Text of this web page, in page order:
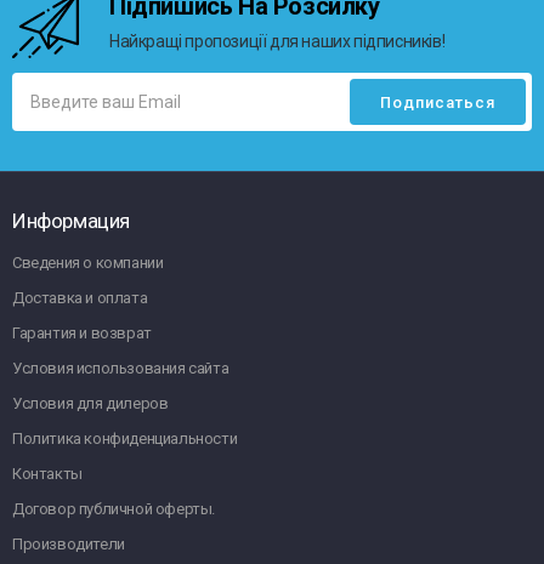
Підпишись На Розсилку
Найкращі пропозиції для наших підписників!
Информация
Сведения о компании
Доставка и оплата
Гарантия и возврат
Условия использования сайта
Условия для дилеров
Политика конфиденциальности
Контакты
Договор публичной оферты.
Производители